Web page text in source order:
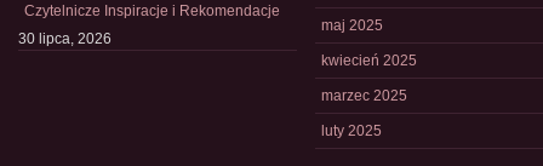
Czytelnicze Inspiracje i Rekomendacje
30 lipca, 2026
maj 2025
kwiecień 2025
marzec 2025
luty 2025